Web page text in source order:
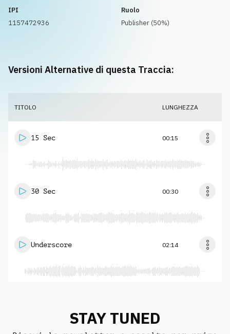
IPI
1157472936
Ruolo
Publisher (50%)
Versioni Alternative di questa Traccia:
TITOLO LUNGHEZZA
15 Sec 00:15
30 Sec 00:30
Underscore 02:14
STAY TUNED